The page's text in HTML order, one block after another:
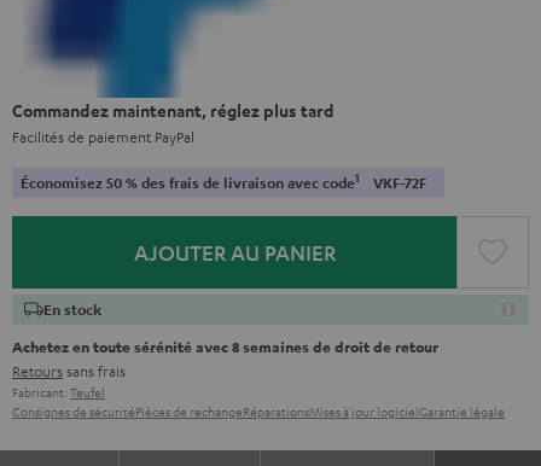
Commandez maintenant, réglez plus tard
Facilités de paiement PayPal
Économisez 50 % des frais de livraison avec code1 VKF-72F
AJOUTER AU PANIER
En stock
Achetez en toute sérénité avec 8 semaines de droit de retour
Retourssans frais
Fabricant: Teufel
Consignes de sécuritéPièces de rechangeRéparationsMises à jour logicielGarantie légale